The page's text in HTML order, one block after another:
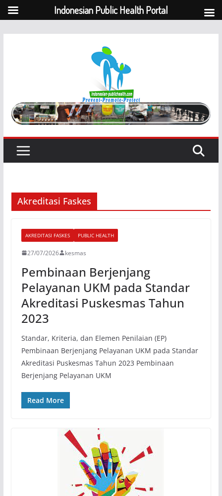
Akreditasi Faskes
AKREDITASI FASKES PUBLIC HEALTH
27/07/2026 kesmas
Pembinaan Berjenjang
Pelayanan UKM pada Standar
Akreditasi Puskesmas Tahun
2023
Standar, Kriteria, dan Elemen Penilaian (EP)
Pembinaan Berjenjang Pelayanan UKM pada Standar
Akreditasi Puskesmas Tahun 2023 Pembinaan
Berjenjang Pelayanan UKM
Read More
Indonesian Public Health Portal